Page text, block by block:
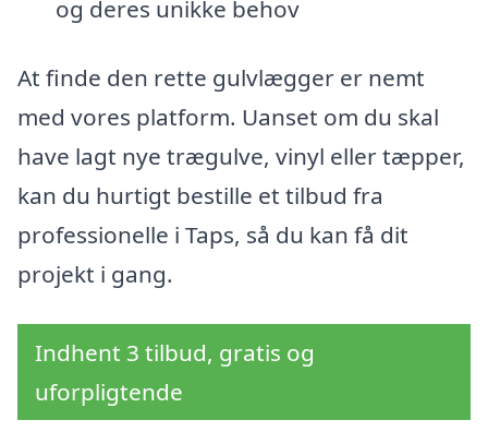
og deres unikke behov
At finde den rette gulvlægger er nemt
med vores platform. Uanset om du skal
have lagt nye trægulve, vinyl eller tæpper,
kan du hurtigt bestille et tilbud fra
professionelle i Taps, så du kan få dit
projekt i gang.
Indhent 3 tilbud, gratis og
uforpligtende